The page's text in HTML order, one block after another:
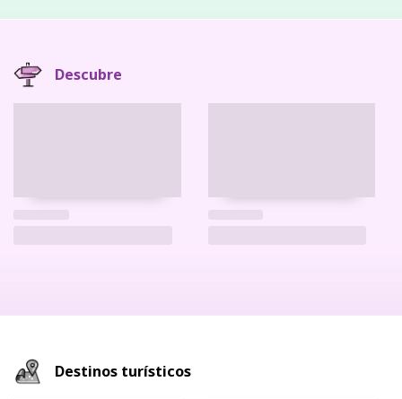
Descubre
Destinos turísticos